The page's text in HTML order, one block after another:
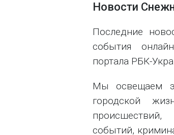
Новости
Последние
события
портала РБК-
Мы освещаем
городской
событий,